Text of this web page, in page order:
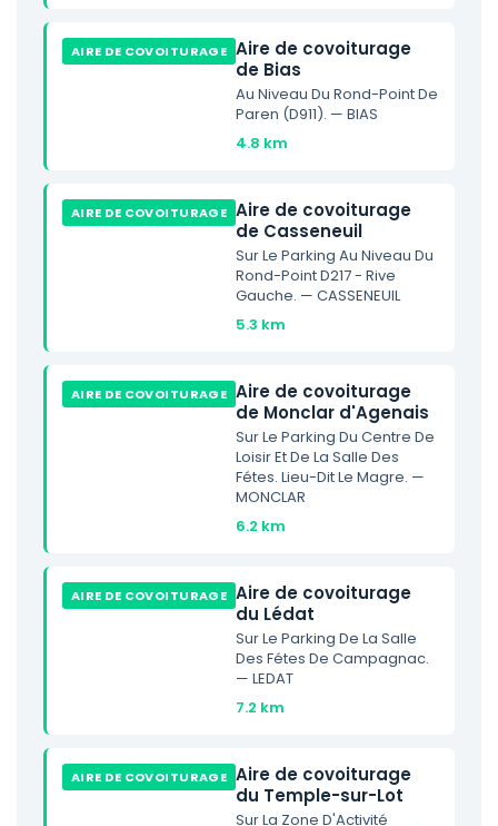
AIRE DE COVOITURAGE Aire de covoiturage
de Bias
Au Niveau Du Rond-Point De
Paren (D911). — BIAS
4.8 km
AIRE DE COVOITURAGE Aire de covoiturage
de Casseneuil
Sur Le Parking Au Niveau Du
Rond-Point D217 - Rive
Gauche. — CASSENEUIL
5.3 km
AIRE DE COVOITURAGE Aire de covoiturage
de Monclar d'Agenais
Sur Le Parking Du Centre De
Loisir Et De La Salle Des
Fétes. Lieu-Dit Le Magre. —
MONCLAR
6.2 km
AIRE DE COVOITURAGE Aire de covoiturage
du Lédat
Sur Le Parking De La Salle
Des Fétes De Campagnac.
— LEDAT
7.2 km
AIRE DE COVOITURAGE Aire de covoiturage
du Temple-sur-Lot
Sur La Zone D'Activité